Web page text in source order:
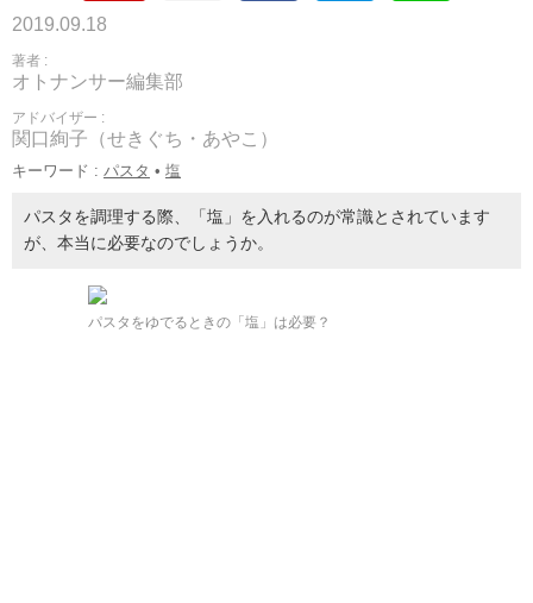
2019.09.18
著者 :
オトナンサー編集部
アドバイザー :
関口絢子（せきぐち・あやこ）
キーワード : パスタ • 塩
パスタを調理する際、「塩」を入れるのが常識とされています
が、本当に必要なのでしょうか。
パスタをゆでるときの「塩」は必要？